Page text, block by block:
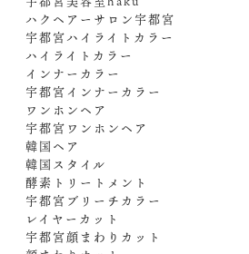
ハクヘアーサロン宇都宮
宇都宮ハイライトカラー
ハイライトカラー
インナーカラー
宇都宮インナーカラー
ワンホンヘア
宇都宮ワンホンヘア
韓国ヘア
韓国スタイル
酵素トリートメント
宇都宮ブリーチカラー
レイヤーカット
宇都宮顔まわりカット